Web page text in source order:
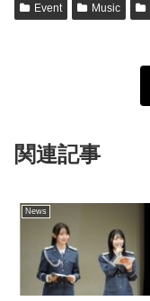
Event Music
関連記事
News